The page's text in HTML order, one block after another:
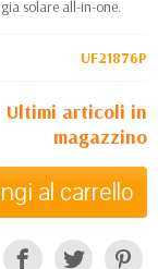
solare all-in-one.
UF21876P
Ultimi articoli in
magazzino
al carrello